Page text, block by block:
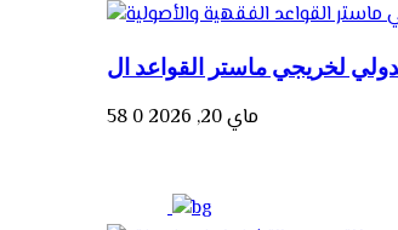
ماي 20, 2026 0
58